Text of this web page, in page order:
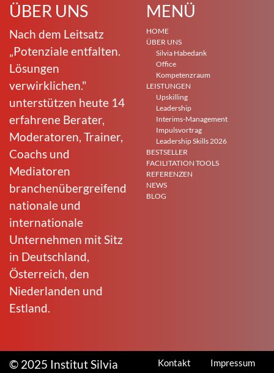
ÜBER UNS
Nach dem Leitsatz
„Potenziale entfalten.
Lösungen
verwirklichen."
unterstützen heute 14
erfahrene Berater,
Moderatoren, Trainer,
Coachs und
Mediatoren
branchenübergreifend
nationale und
internationale
Unternehmen mit Sitz
in Deutschland,
Österreich, den
Niederlanden und
Estland.
MENÜ
HOME
ÜBER UNS
Silvia Habedank
Office
Kompetenzraum
LEISTUNGEN
Upskilling
Leadership
Interims-Management
Impulsvortrag
Leadership Skills 2026
BESTSELLER
FACILITATION TOOLS
REFERENZEN
NEWS
BLOG
© 2025 Institut Silvia
Kontakt
Impressum